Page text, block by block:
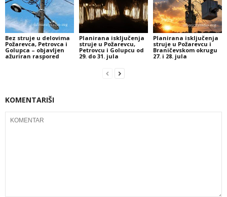
Bez struje u delovima
Požarevca, Petrovca i
Golupca – objavljen
ažuriran raspored
Planirana isključenja
struje u Požarevcu,
Petrovcu i Golupcu od
29. do 31. jula
Planirana isključenja
struje u Požarevcu i
Braničevskom okrugu
27. i 28. jula
KOMENTARIŠI